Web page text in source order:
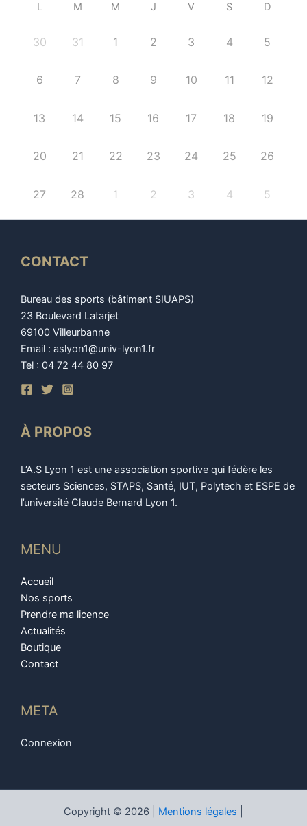
L M M J V S D
30 31 1 2 3 4 5
6 7 8 9 10 11 12
13 14 15 16 17 18 19
20 21 22 23 24 25 26
27 28 1 2 3 4 5
CONTACT
Bureau des sports (bâtiment SIUAPS)
23 Boulevard Latarjet
69100 Villeurbanne
Email : aslyon1@univ-lyon1.fr
Tel : 04 72 44 80 97
À PROPOS
L’A.S Lyon 1 est une association sportive qui fédère les
secteurs Sciences, STAPS, Santé, IUT, Polytech et ESPE de
l’université Claude Bernard Lyon 1.
MENU
Accueil
Nos sports
Prendre ma licence
Actualités
Boutique
Contact
META
Connexion
Copyright © 2026 | Mentions légales